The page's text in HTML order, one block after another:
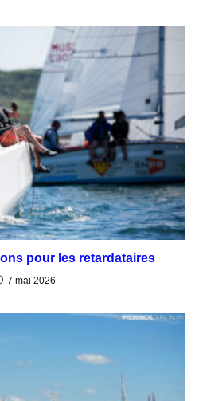
pour les retardataires
7 mai 2026